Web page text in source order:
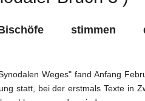
stimmen
Weges" fand Anfang
statt, bei der erstmals Texte in